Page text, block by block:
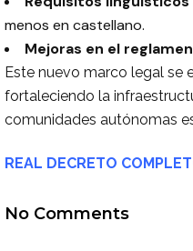
menos en castellano.
Mejoras en el
Este nuevo marco legal se
fortaleciendo la
comunidades autónomas
REAL DECRETO
No Comments